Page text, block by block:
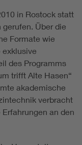
in Rostock statt
Über die
Formate wie
exklusive
des Programms
trifft Alte Hasen“
akademische
verbracht
an den